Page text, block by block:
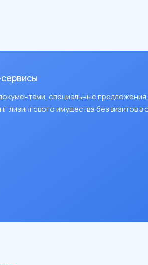
специальные предложения,
лизингового имущества без визитов в